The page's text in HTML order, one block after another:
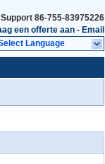
86-755-83975226
een offerte aan - Email
Language